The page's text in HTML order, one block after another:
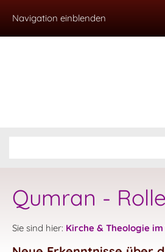
Navigation einblenden
Qumran -
Sie sind hier: Kirche & Theologie im